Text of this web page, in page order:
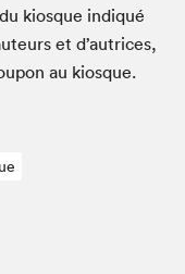
kiosque indiqué
et d’autrices,
au kiosque.